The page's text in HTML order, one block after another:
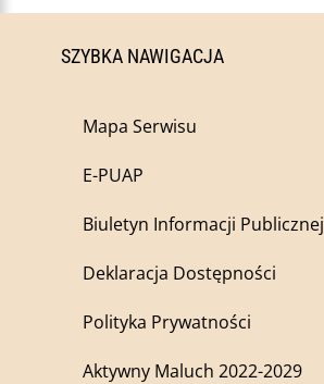
SZYBKA NAWIGACJA
Mapa Serwisu
E-PUAP
Biuletyn Informacji Publicznej
Deklaracja Dostępności
Polityka Prywatności
Aktywny Maluch 2022-2029